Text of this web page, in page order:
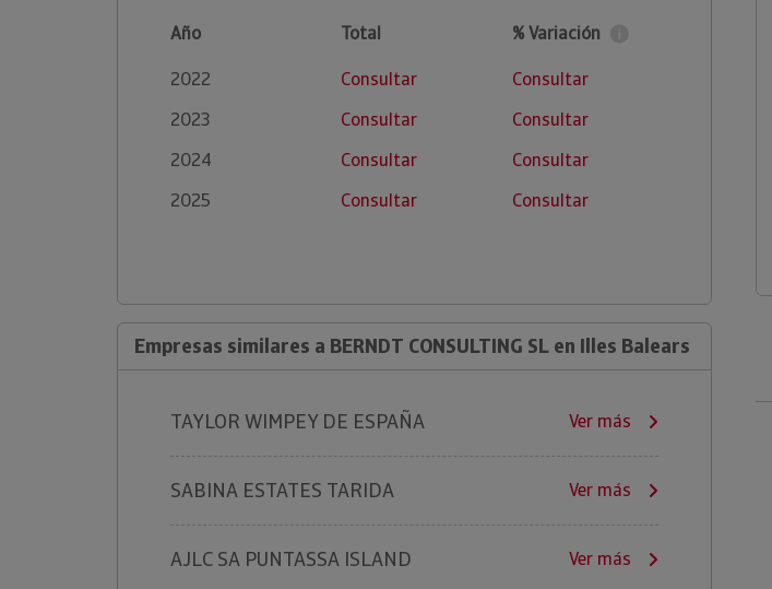
Año Total
% Variación
2022
Consultar
Consultar
2023
Consultar
Consultar
2024
Consultar
Consultar
2025
Consultar Consultar
Empresas similares a BERNDT CONSULTING SL en Illes Balears
TAYLOR WIMPEY DE ESPAÑA Ver más
SABINA ESTATES TARIDA Ver más
AJLC SA PUNTASSA ISLAND Ver más